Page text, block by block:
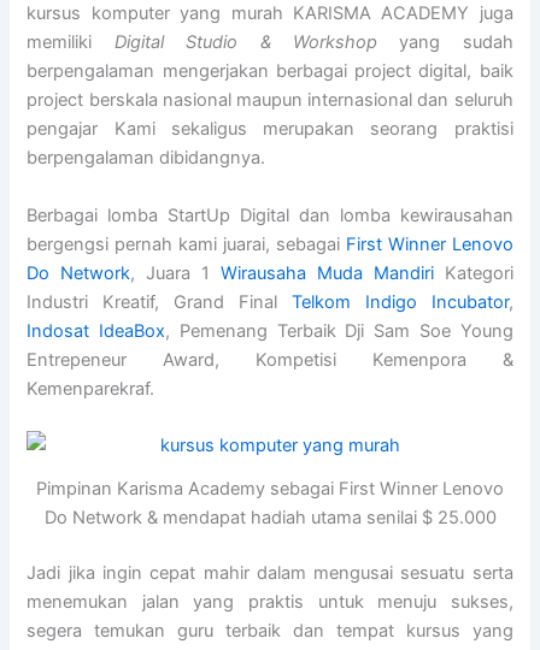
kursus komputer yang murah KARISMA ACADEMY juga
memiliki Digital Studio & Workshop yang sudah
berpengalaman mengerjakan berbagai project digital, baik
project berskala nasional maupun internasional dan seluruh
pengajar Kami sekaligus merupakan seorang praktisi
berpengalaman dibidangnya.
Berbagai lomba StartUp Digital dan lomba kewirausahan
bergengsi pernah kami juarai, sebagai First Winner Lenovo
Do Network, Juara 1 Wirausaha Muda MandiriKategori
Industri Kreatif, Grand Final Telkom Indigo Incubator,
Indosat IdeaBox, Pemenang Terbaik Dji Sam Soe Young
Entrepeneur Award, Kompetisi Kemenpora &
Kemenparekraf.
Pimpinan Karisma Academy sebagai First Winner Lenovo
Do Network & mendapat hadiah utama senilai $ 25.000
Jadi jika ingin cepat mahir dalam mengusai sesuatu serta
menemukan jalan yang praktis untuk menuju sukses,
segera temukan guru terbaik dan tempat kursus yang